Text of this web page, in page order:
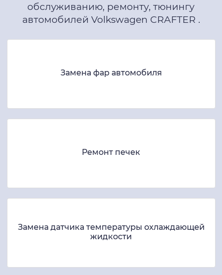
обслуживанию, ремонту, тюнингу
автомобилей Volkswagen CRAFTER .
Замена фар автомобиля
Ремонт печек
Замена датчика температуры охлаждающей
жидкости